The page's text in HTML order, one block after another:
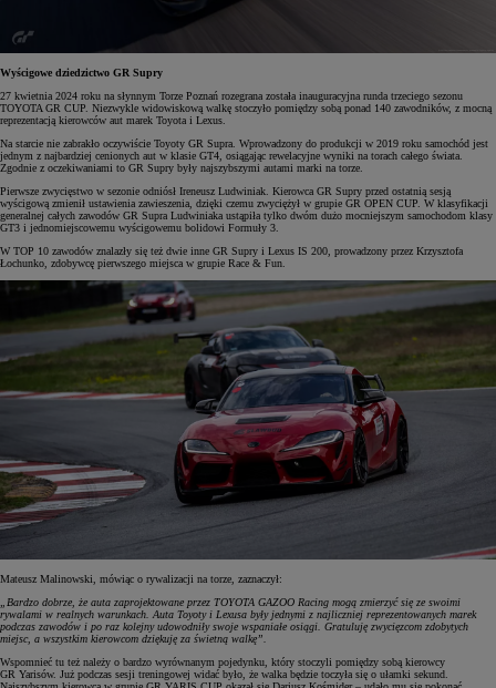
Wyścigowe dziedzictwo GR Supry
27 kwietnia 2024 roku na słynnym Torze Poznań rozegrana została inauguracyjna runda trzeciego sezonu
TOYOTA GR CUP. Niezwykle widowiskową walkę stoczyło pomiędzy sobą ponad 140 zawodników, z mocną
reprezentacją kierowców aut marek Toyota i Lexus.
Na starcie nie zabrakło oczywiście Toyoty GR Supra. Wprowadzony do produkcji w 2019 roku samochód jest
jednym z najbardziej cenionych aut w klasie GT4, osiągając rewelacyjne wyniki na torach całego świata.
Zgodnie z oczekiwaniami to GR Supry były najszybszymi autami marki na torze.
Pierwsze zwycięstwo w sezonie odniósł Ireneusz Ludwiniak. Kierowca GR Supry przed ostatnią sesją
wyścigową zmienił ustawienia zawieszenia, dzięki czemu zwyciężył w grupie GR OPEN CUP. W klasyfikacji
generalnej całych zawodów GR Supra Ludwiniaka ustąpiła tylko dwóm dużo mocniejszym samochodom klasy
GT3 i jednomiejscowemu wyścigowemu bolidowi Formuły 3.
W TOP 10 zawodów znalazły się też dwie inne GR Supry i Lexus IS 200, prowadzony przez Krzysztofa
Łochunko, zdobywcę pierwszego miejsca w grupie Race & Fun.
Mateusz Malinowski, mówiąc o rywalizacji na torze, zaznaczył:
„Bardzo dobrze, że auta zaprojektowane przez TOYOTA GAZOO Racing mogą zmierzyć się ze swoimi
rywalami w realnych warunkach. Auta Toyoty i Lexusa były jednymi z najliczniej reprezentowanych marek
podczas zawodów i po raz kolejny udowodniły swoje wspaniałe osiągi. Gratuluję zwycięzcom zdobytych
miejsc, a wszystkim kierowcom dziękuję za świetną walkę”.
Wspomnieć tu też należy o bardzo wyrównanym pojedynku, który stoczyli pomiędzy sobą kierowcy
GR Yarisów. Już podczas sesji treningowej widać było, że walka będzie toczyła się o ułamki sekund.